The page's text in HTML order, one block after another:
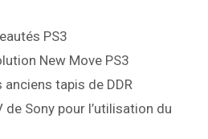
PS3
New Move PS3
tapis de DDR
de Sony pour l’utilisation du